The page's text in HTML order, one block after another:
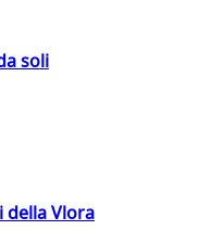
soli
della Vlora